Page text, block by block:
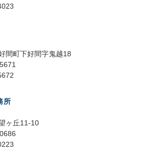
間町下好間字鬼越18
所
ヶ丘11-10